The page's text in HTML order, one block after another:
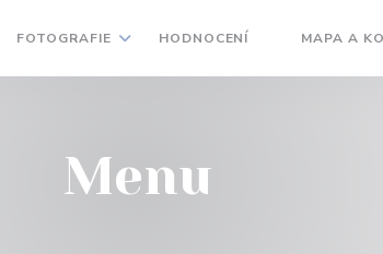
FOTOGRAFIE HODNOCENÍ MAPA A
Menu